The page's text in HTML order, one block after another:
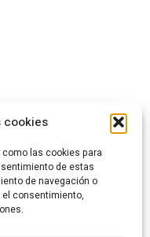
cookies
las cookies para
de estas
de navegación o
consentimiento,